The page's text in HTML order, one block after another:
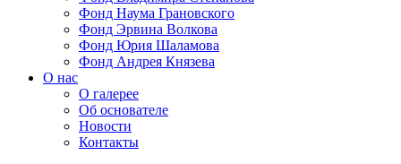
Фонд Наума Грановского
Фонд Эрвина Волкова
Фонд Юрия Шаламова
Фонд Андрея Князева
О нас
О галерее
Об основателе
Новости
Контакты